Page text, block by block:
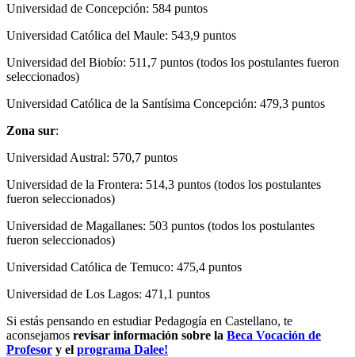
Universidad de Concepción: 584 puntos
Universidad Católica del Maule: 543,9 puntos
Universidad del Biobío: 511,7 puntos (todos los postulantes fueron
seleccionados)
Universidad Católica de la Santísima Concepción: 479,3 puntos
Zona sur:
Universidad Austral: 570,7 puntos
Universidad de la Frontera: 514,3 puntos (todos los postulantes
fueron seleccionados)
Universidad de Magallanes: 503 puntos (todos los postulantes
fueron seleccionados)
Universidad Católica de Temuco: 475,4 puntos
Universidad de Los Lagos: 471,1 puntos
Si estás pensando en estudiar Pedagogía en Castellano, te
aconsejamos revisar información sobre la Beca Vocación de
Profesor y el programa Dalee!